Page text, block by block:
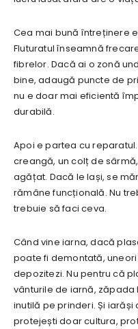
Cea mai bună întreținere
Fluturatul înseamnă
fibrelor. Dacă ai o zonă
bine, adaugă puncte de
nu e doar mai eficientă
durabilă.
Apoi e partea cu
creangă, un colț de
agățat. Dacă le lași, se
rămâne funcțională. Nu
trebuie să faci ceva.
Când vine iarna, dacă
poate fi demontată,
depozitezi. Nu pentru că
vânturile de iarnă,
inutilă pe prinderi. Și
protejești doar cultura,